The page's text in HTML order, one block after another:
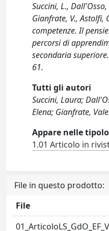
Succini, L.,
Gianfrate, V., Astolfi,
competenze. Il
percorsi di
secondaria
61.
Tutti gli autori
Succini, Laura;
Elena; Gianfrate,
Appare nelle
1.01 Articolo in
File in questo prodotto:
File